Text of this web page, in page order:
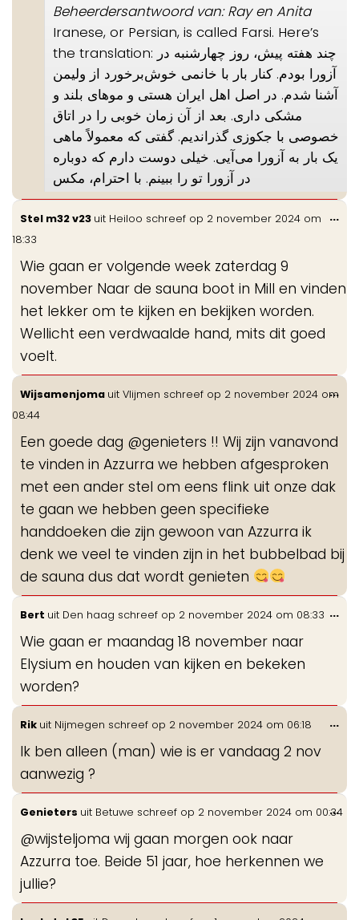
Beheerdersantwoord van: Ray en Anita
Iranese, or Persian, is called Farsi. Here’s
the translation: چند هفته پیش، روز چهارشنبه در
آزورا بودم. کنار بار با خانمی خوش‌برخورد از ولیمن
آشنا شدم. در اصل اهل ایران هستی و موهای بلند و
مشکی داری. بعد از آن زمان خوبی را در اتاق
خصوصی با جکوزی گذراندیم. گفتی که معمولاً ماهی
یک بار به آزورا می‌آیی. خیلی دوست دارم که دوباره
در آزورا تو را ببینم. با احترام، مکس
Stel m32 v23 uit Heiloo schreef op 2 november 2024 om
18:33
Wie gaan er volgende week zaterdag 9
november Naar de sauna boot in Mill en vinden
het lekker om te kijken en bekijken worden.
Wellicht een verdwaalde hand, mits dit goed
voelt.
...
Wijsamenjoma uit Vlijmen schreef op 2 november 2024 om
08:44
Een goede dag @genieters !! Wij zijn vanavond
te vinden in Azzurra we hebben afgesproken
met een ander stel om eens flink uit onze dak
te gaan we hebben geen specifieke
handdoeken die zijn gewoon van Azzurra ik
denk we veel te vinden zijn in het bubbelbad bij
de sauna dus dat wordt genieten
...
Bert uit Den haag schreef op 2 november 2024 om 08:33
Wie gaan er maandag 18 november naar
Elysium en houden van kijken en bekeken
worden?
...
Rik uit Nijmegen schreef op 2 november 2024 om 06:18
Ik ben alleen (man) wie is er vandaag 2 nov
aanwezig ?
...
Genieters uit Betuwe schreef op 2 november 2024 om 00:34
@wijsteljoma wij gaan morgen ook naar
Azzurra toe. Beide 51 jaar, hoe herkennen we
jullie?
...